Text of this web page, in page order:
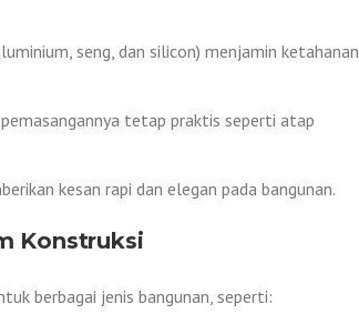
seng, dan silicon) menjamin ketahanan
tetap praktis seperti atap
kesan rapi dan elegan pada bangunan.
Konstruksi
berbagai jenis bangunan, seperti: